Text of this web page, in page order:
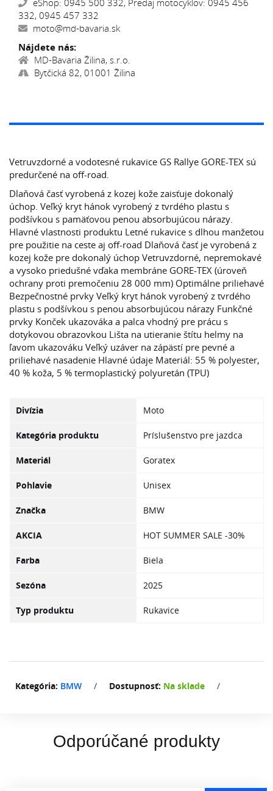
eShop: 0945 500 332, Predaj motocyklov: 0945 456
332, 0945 457 332
moto@md-bavaria.sk
Nájdete nás:
MD-Bavaria Žilina, s.r.o.
Bytčická 82, 01001 Žilina
Vetruvzdorné a vodotesné rukavice GS Rallye GORE-TEX sú
predurčené na off-road.
Dlaňová časť vyrobená z kozej kože zaisťuje dokonalý
úchop. Veľký kryt hánok vyrobený z tvrdého plastu s
podšívkou s pamäťovou penou absorbujúcou nárazy.
Hlavné vlastnosti produktu Letné rukavice s dlhou manžetou
pre použitie na ceste aj off-road Dlaňová časť je vyrobená z
kozej kože pre dokonalý úchop Vetruvzdorné, nepremokavé
a vysoko priedušné vďaka membráne GORE-TEX (úroveň
ochrany proti premočeniu 28 000 mm) Optimálne priliehavé
Bezpečnostné prvky Veľký kryt hánok vyrobený z tvrdého
plastu s podšívkou s penou absorbujúcou nárazy Funkčné
prvky Konček ukazováka a palca vhodný pre prácu s
dotykovou obrazovkou Lišta na utieranie štítu helmy na
ľavom ukazováku Veľký uzáver na zápästí pre pevné a
priliehavé nasadenie Hlavné údaje Materiál: 55 % polyester,
40 % koža, 5 % termoplastický polyuretán (TPU)
Divízia Moto
Kategória produktu Príslušenstvo pre jazdca
Materiál Goratex
Pohlavie Unisex
Značka BMW
AKCIA HOT SUMMER SALE -30%
Farba Biela
Sezóna 2025
Typ produktu Rukavice
Kategória: BMW / Dostupnosť: Na sklade /
Odporúčané produkty